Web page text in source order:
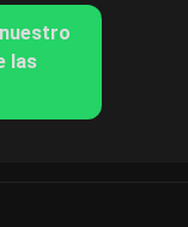
las